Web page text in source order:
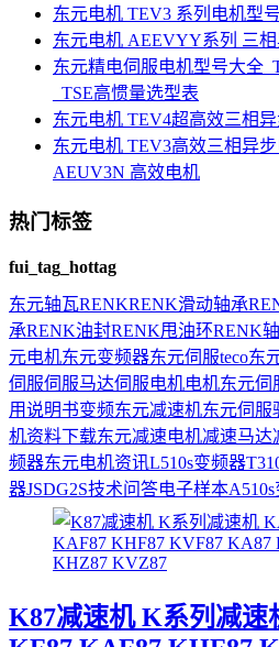
东元电机 TEV3 系列电机型
东元电机 AEEVYY系列 三
东元精电伺服电机型号大全
_TSE高惯量选型表
东元电机 TEV4超高效三相
东元电机 TEV3高效三相异
AEUV3N 高效电机
热门标签
fui_tag_hottag
东元轴瓦RENKRENK滑动轴承
承RENK油封RENK甩油环RENK
元电机东元变频器东元伺服teco东
伺服伺服马达伺服电机电机东元伺
用说明书变频东元减速机东元伺服
机资料下载东元减速电机减速马达
频器东元电机资讯L510s变频器
器JSDG2S技术问答电子样本
K87减速机 K系列减速